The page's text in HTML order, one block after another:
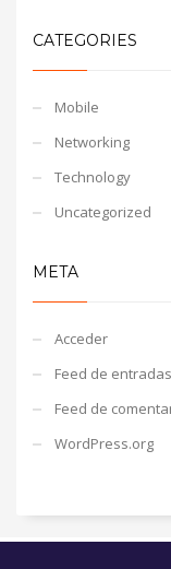
CATEGORIES
Mobile
Networking
Technology
Uncategorized
META
Acceder
Feed de entradas
Feed de
WordPress.org